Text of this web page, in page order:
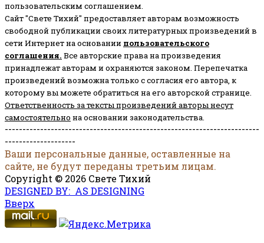
пользовательским соглашением.
Сайт "Свете Тихий" предоставляет авторам возможность
свободной публикации своих литературных произведений в
сети Интернет на основании пользовательского
соглашения. Все авторские права на произведения
принадлежат авторам и охраняются законом. Перепечатка
произведений возможна только с согласия его автора, к
которому вы можете обратиться на его авторской странице.
Ответственность за тексты произведений авторы несут
самостоятельно на основании законодательства.
------------------------------------------------------------------------
--------------------
Ваши персональные данные, оставленные на
сайте, не будут переданы третьим лицам.
Copyright © 2026 Свете Тихий
DESIGNED BY: AS DESIGNING
Вверх